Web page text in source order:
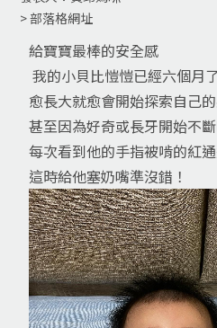
> 部落格網址
給寶寶最棒的安全感
我的小貝比愷愷已經六個月
愈長大就愈會開始探索自己
甚至因為好奇或長牙開始不
每次看到他的手指被啃的紅
這時給他塞奶嘴準沒錯！